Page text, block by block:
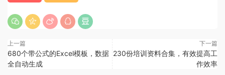
上一篇
680个带公式的Excel模板，数据
全自动生成
下一篇
230份培训资料合集，有效提高工
作效率